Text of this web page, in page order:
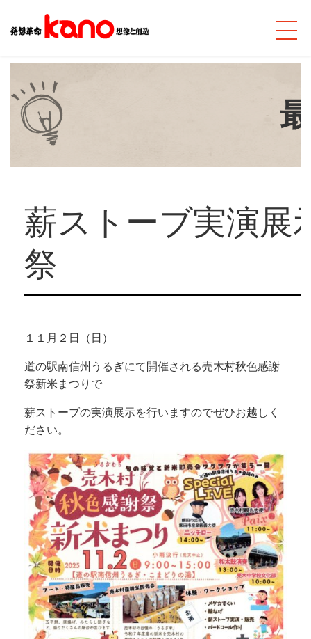
薪ストーブ実演展
祭
１１月２日（日）
道の駅南信州うるぎにて開催される売木村秋色感謝
祭新米まつりで
薪ストーブの実演展示を行いますのでぜひお越しく
ださい。